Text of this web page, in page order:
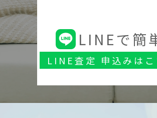
LINEで簡
LINE査定 申込みはこ